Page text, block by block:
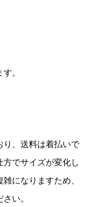
。
り、送料は着払いで
でサイズが変化し
になりますため、
い。